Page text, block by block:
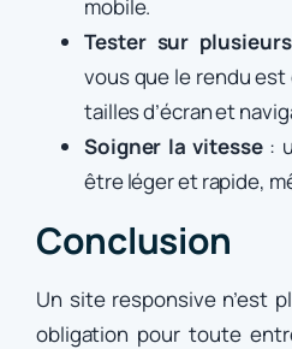
mobile.
Tester sur
vous que le rendu
tailles d’écran et
Soigner la vitesse:
être léger et rapide,
Conclusion
Un site responsive n’est
obligation pour toute